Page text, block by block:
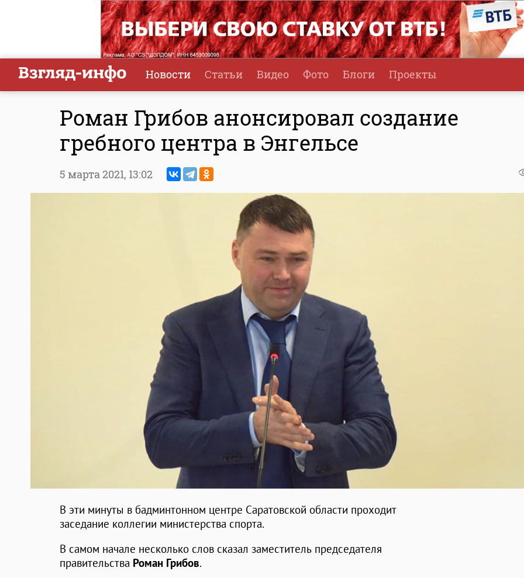
Новости Статьи Видео Фото Блоги Проекты
Роман Грибов анонсировал создание
гребного центра в Энгельсе
5 марта 2021, 13:02
В эти минуты в бадминтонном центре Саратовской области проходит
заседание коллегии министерства спорта.
В самом начале несколько слов сказал заместитель председателя
правительства Роман Грибов.